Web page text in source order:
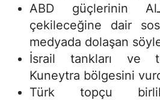
ABD güçlerinin AlـTanf üssünden
çekileceğine dair
medyada dolaşan
İsrail tankları ve
Kuneytra bölgesini
Türk topçu